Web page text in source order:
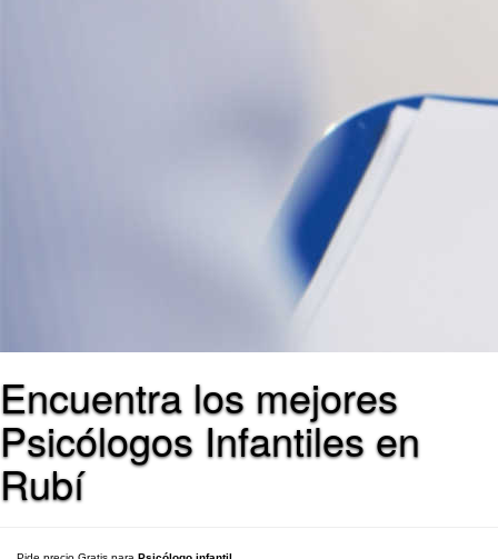
Encuentra los mejores
Psicólogos Infantiles en
Rubí